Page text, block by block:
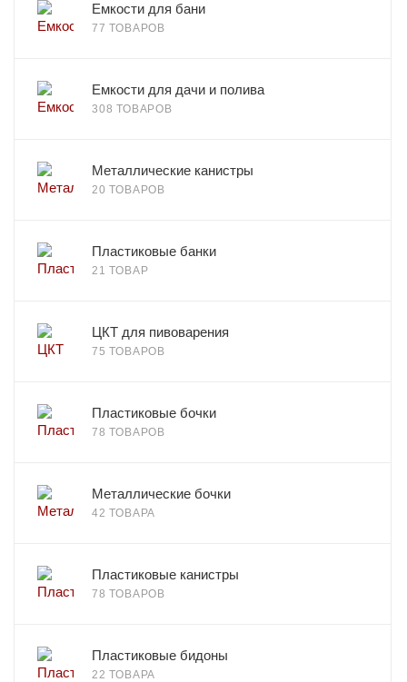
Емкости для бани
77 ТОВАРОВ
Емкости для дачи и полива
308 ТОВАРОВ
Металлические канистры
20 ТОВАРОВ
Пластиковые банки
21 ТОВАР
ЦКТ для пивоварения
75 ТОВАРОВ
Пластиковые бочки
78 ТОВАРОВ
Металлические бочки
42 ТОВАРА
Пластиковые канистры
78 ТОВАРОВ
Пластиковые бидоны
22 ТОВАРА